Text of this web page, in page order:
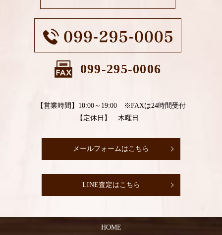
099-295-0006
【営業時間】10:00～19:00 ※FAXは24時間受付
【定休日】 木曜日
メールフォームはこちら
LINE査定はこちら
HOME